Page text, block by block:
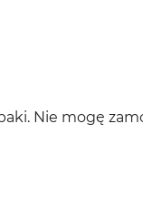
Nie mogę